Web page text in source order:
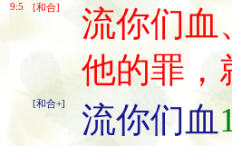
9:5 [和合]
流你们血
他的罪，
[和合+] 流你们血